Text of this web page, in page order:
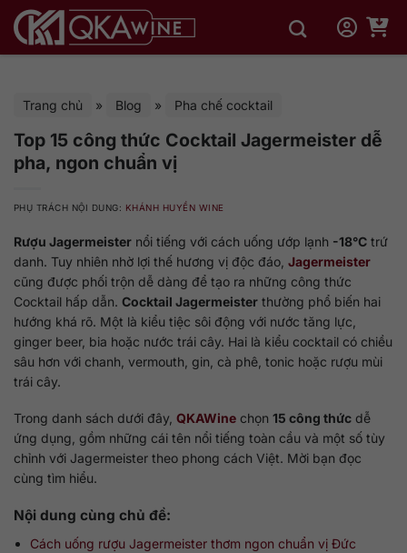
qua
Trang chủ » Blog » Pha chế cocktail
Top 15 công thức Cocktail Jagermeister dễ
pha, ngon chuẩn vị
PHỤ TRÁCH NỘI DUNG: KHÁNH HUYỀN WINE
Rượu Jagermeister nổi tiếng với cách uống ướp lạnh -18°C trứ
danh. Tuy nhiên nhờ lợi thế hương vị độc đáo, Jagermeister
cũng được phối trộn dễ dàng để tạo ra những công thức
Cocktail hấp dẫn. Cocktail Jagermeister thường phổ biến hai
hướng khá rõ. Một là kiểu tiệc sôi động với nước tăng lực,
ginger beer, bia hoặc nước trái cây. Hai là kiểu cocktail có chiều
sâu hơn với chanh, vermouth, gin, cà phê, tonic hoặc rượu mùi
trái cây.
Trong danh sách dưới đây, QKAWine chọn 15 công thức dễ
ứng dụng, gồm những cái tên nổi tiếng toàn cầu và một số tùy
chỉnh với Jagermeister theo phong cách Việt. Mời bạn đọc
cùng tìm hiểu.
Nội dung cùng chủ đề:
Cách uống rượu Jagermeister thơm ngon chuẩn vị Đức